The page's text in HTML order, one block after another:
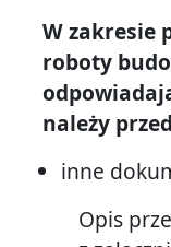
W zakresie
roboty
należy
inne
Opis